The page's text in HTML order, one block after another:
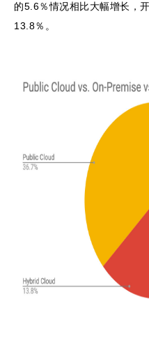
的5.6％情况相比大幅增长，
13.8％。